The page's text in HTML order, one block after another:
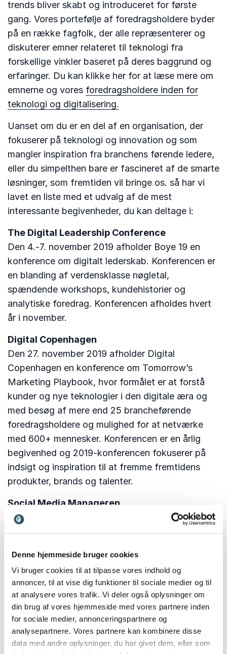
Denne hjemmeside bruger cookies
Vi bruger cookies til at tilpasse vores indhold og
annoncer, til at vise dig funktioner til sociale medier og til
at analysere vores trafik. Vi deler også oplysninger om
din brug af vores hjemmeside med vores partnere inden
for sociale medier, annonceringspartnere og
analysepartnere. Vores partnere kan kombinere disse
data med andre oplysninger, du har givet dem, eller som
trends bliver skabt og introduceret for første
gang. Vores portefølje af foredragsholdere byder
på en række fagfolk, der alle repræsenterer og
diskuterer emner relateret til teknologi fra
forskellige vinkler baseret på deres baggrund og
erfaringer. Du kan klikke her for at læse mere om
emnerne og vores foredragsholdere inden for
teknologi og digitalisering.
Uanset om du er en del af en organisation, der
fokuserer på teknologi og innovation og som
mangler inspiration fra branchens førende ledere,
eller du simpelthen bare er fascineret af de smarte
løsninger, som fremtiden vil bringe os. så har vi
lavet en liste med et udvalg af de mest
interessante begivenheder, du kan deltage i:
The Digital Leadership Conference
Den 4.-7. november 2019 afholder Boye 19 en
konference om digitalt lederskab. Konferencen er
en blanding af verdensklasse nøgletal,
spændende workshops, kundehistorier og
analytiske foredrag. Konferencen afholdes hvert
år i november.
Digital Copenhagen
Den 27. november 2019 afholder Digital
Copenhagen en konference om Tomorrow’s
Marketing Playbook, hvor formålet er at forstå
kunder og nye teknologier i den digitale æra og
med besøg af mere end 25 brancheførende
foredragsholdere og mulighed for at netværke
med 600+ mennesker. Konferencen er en årlig
begivenhed og 2019-konferencen fokuserer på
indsigt og inspiration til at fremme fremtidens
produkter, brands og talenter.
Social Media Manageren
Den 3. december afholdes der en konference om
fremtidens kundeoplevelser herunder
salg, innovation og rekruttering. Formålet er at
blive bedre til Social Media Management, som
hurtigt er blevet fremtidens forretningsplan for
mange virksomheder og organisationer.
Konferencen giver blandt andet indsigt i strategi
og planlægning, trust building, content marketing,
influencer marketing, data, analyse, rapportering